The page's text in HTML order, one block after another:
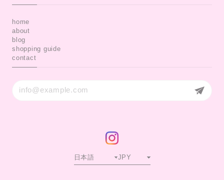
home
about
blog
shopping guide
contact